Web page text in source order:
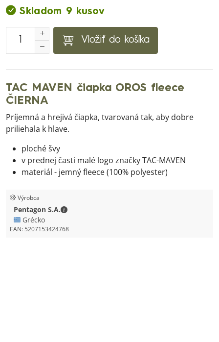
Skladom 9 kusov
Vložiť do košíka
TAC MAVEN čiapka OROS fleece
ČIERNA
Príjemná a hrejivá čiapka, tvarovaná tak, aby dobre
priliehala k hlave.
ploché švy
v prednej časti malé logo značky TAC-MAVEN
materiál - jemný fleece (100% polyester)
Výrobca
Pentagon S.A.
Pentagon S.A. - Kontaktné údaje
🇬🇷 Grécko
EAN: 5207153424768